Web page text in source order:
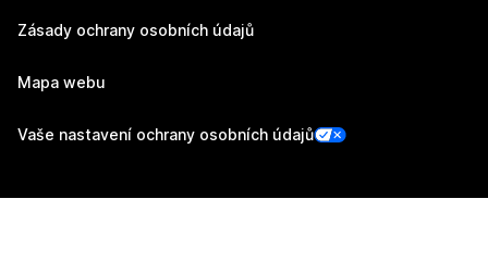
Zásady ochrany osobních údajů
Mapa webu
Vaše nastavení ochrany osobních údajů